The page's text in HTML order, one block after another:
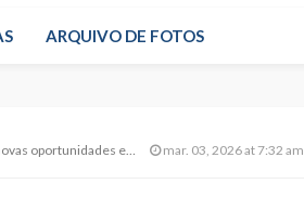
ARQUIVO DE FOTOS
em Montes Claros mar. 03, 2026 at 7:32 am